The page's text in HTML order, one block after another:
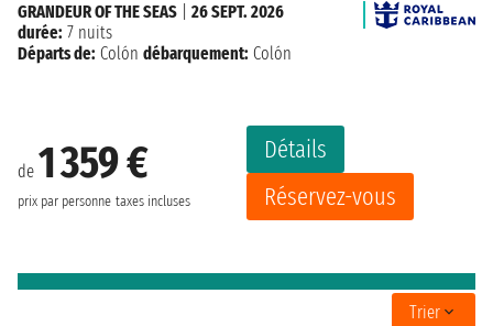
de 1 359 €
prix par personne taxes incluses
Détails
Réservez-vous
GRANDEUR OF THE SEAS
26 SEPT. 2026
durée: 7 nuits
Départs de: Colón débarquement: Colón
Trier